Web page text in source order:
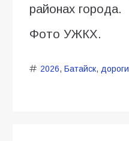
районах города.
Фото УЖКХ.
2026, Батайск, дороги